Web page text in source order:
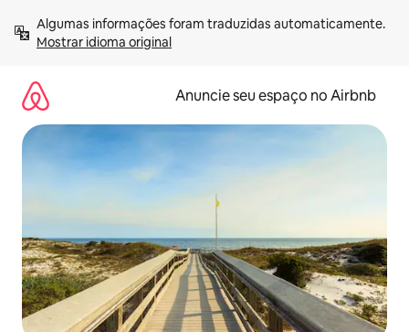
para
Mostrar idioma original
Anuncie seu espaço no Airbnb